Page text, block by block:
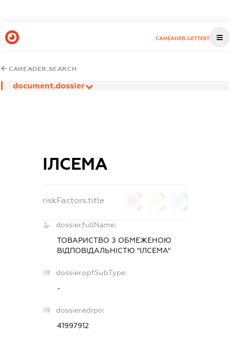
CAHEADER.GETTEST
CAHEADER.SEARCH
document.dossier
ІЛСЕМА
riskFactors.title
dossier.fullName:
ТОВАРИСТВО З ОБМЕЖЕНОЮ
ВІДПОВІДАЛЬНІСТЮ "ІЛСЕМА"
dossier.opfSubType:
-
dossier.edrpo:
41997912